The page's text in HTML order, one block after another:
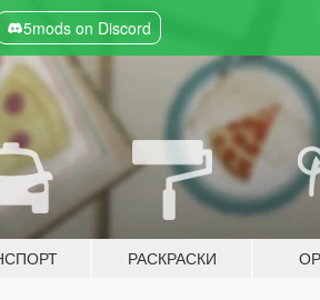
5mods on Discord
РАСКРАСКИ